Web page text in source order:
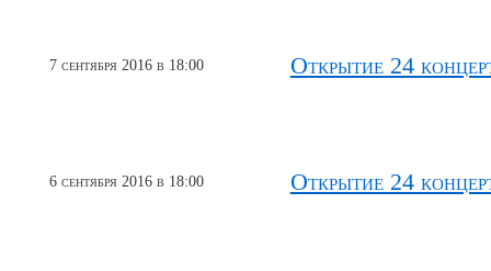
7 сентября 2016 в 18:00 Открытие 24
6 сентября 2016 в 18:00 Открытие 24